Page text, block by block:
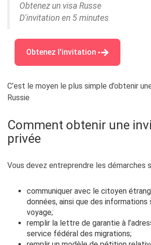
Obtenez un visa Russe
D'invitation en 5 minutes
Obtenez l'invitation
C’est le moyen le plus simple d’obtenir
Russie
Comment obtenir une
privée
Vous devez entreprendre les démarches
communiquer avec le citoyen
données, ainsi que des informations
voyage;
remplir la lettre de garantie à
service fédéral des migrations;